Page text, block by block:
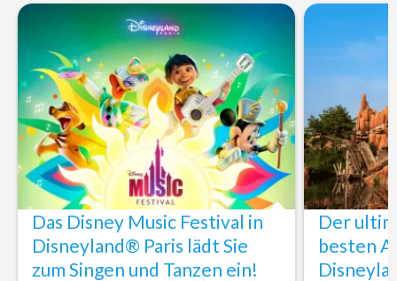
Das Disney Music Festival in
Disneyland® Paris lädt Sie
zum Singen und Tanzen ein!
Der
besten